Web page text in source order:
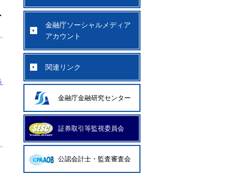
金融庁ソーシャルメディア
アカウント
関連リンク
金融庁金融研究センター
証券取引等監視委員会
公認会計士・監査審査会